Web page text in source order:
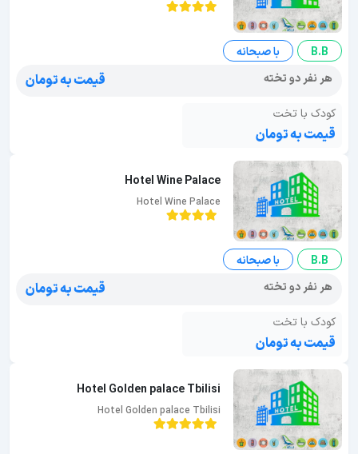
B.B
با صبحانه
هر نفر دو تخته
قیمت به تومان
کودک با تخت
قیمت به تومان
Hotel Wine Palace
Hotel Wine Palace
B.B
با صبحانه
هر نفر دو تخته
قیمت به تومان
کودک با تخت
قیمت به تومان
Hotel Golden palace Tbilisi
Hotel Golden palace Tbilisi